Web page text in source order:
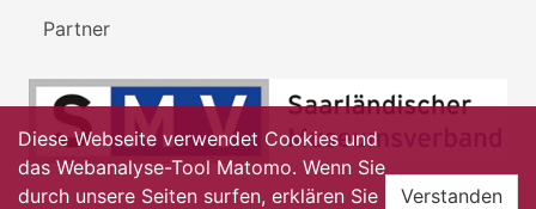
Partner
Diese Webseite verwendet Cookies und
das Webanalyse-Tool Matomo. Wenn Sie
durch unsere Seiten surfen, erklären Sie
Verstanden